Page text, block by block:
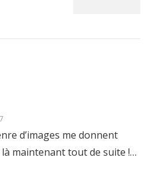
d’images me donnent
maintenant tout de suite !…